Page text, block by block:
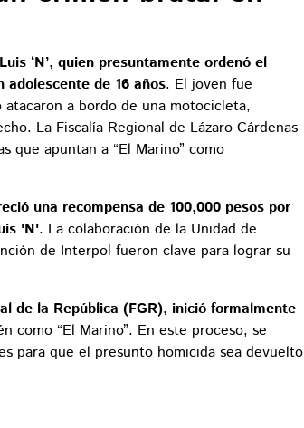
‘N’, quien presuntamente ordenó el
de 16 años. El joven fue
a bordo de una motocicleta,
La Fiscalía Regional de Lázaro Cárdenas
que apuntan a “El Marino” como
una recompensa de 100,000 pesos por
'N'. La colaboración de la Unidad de
de Interpol fueron clave para lograr su
de la República (FGR), inició formalmente
como “El Marino”. En este proceso, se
para que el presunto homicida sea devuelto